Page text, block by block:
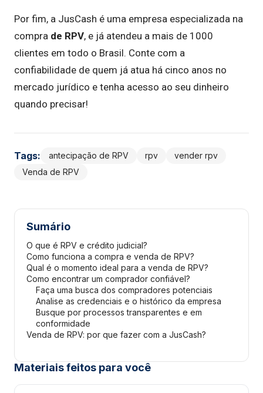
Por fim, a JusCash é uma empresa especializada na
compra de RPV, e já atendeu a mais de 1000
clientes em todo o Brasil. Conte com a
confiabilidade de quem já atua há cinco anos no
mercado jurídico e tenha acesso ao seu dinheiro
quando precisar!
Tags: antecipação de RPV rpv
vender rpv
Venda de RPV
Sumário
O que é RPV e crédito judicial?
Como funciona a compra e venda de RPV?
Qual é o momento ideal para a venda de RPV?
Como encontrar um comprador confiável?
Faça uma busca dos compradores potenciais
Analise as credenciais e o histórico da empresa
Busque por processos transparentes e em
conformidade
Venda de RPV: por que fazer com a JusCash?
Materiais feitos para você